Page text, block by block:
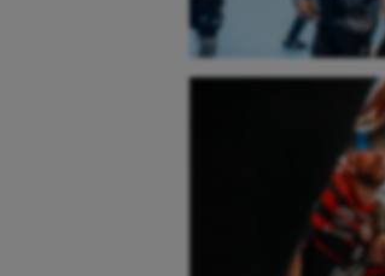
Athlétisme
Auto